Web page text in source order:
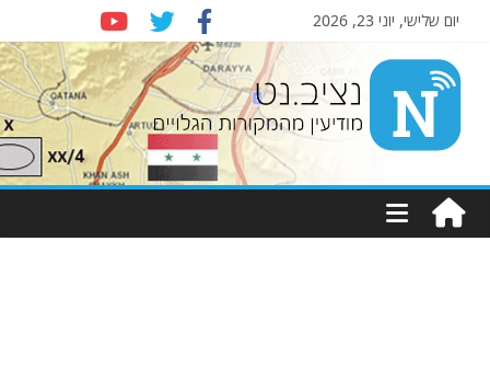
יום שלישי, יוני 23, 2026
Nziv.net
מודיעין
מהמקורות